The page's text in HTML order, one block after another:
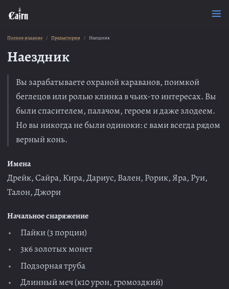
Полное издание Предыстории Наездник
Наездник
Вы зарабатываете охраной караванов, поимкой
беглецов или ролью клинка в чьих-то интересах. Вы
были спасителем, палачом, героем и даже злодеем.
Но вы никогда не были одиноки: с вами всегда рядом
верный конь.
Имена
Дрейк, Сайра, Кира, Дариус, Вален, Рорик, Яра, Руи,
Талон, Джори
Начальное снаряжение
Пайки (3 порции)
3к6 золотых монет
Подзорная труба
Длинный меч (к10 урон, громоздкий)